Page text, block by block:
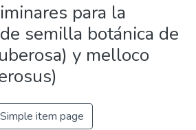
para la
semilla botánica de
y melloco
Simple item page